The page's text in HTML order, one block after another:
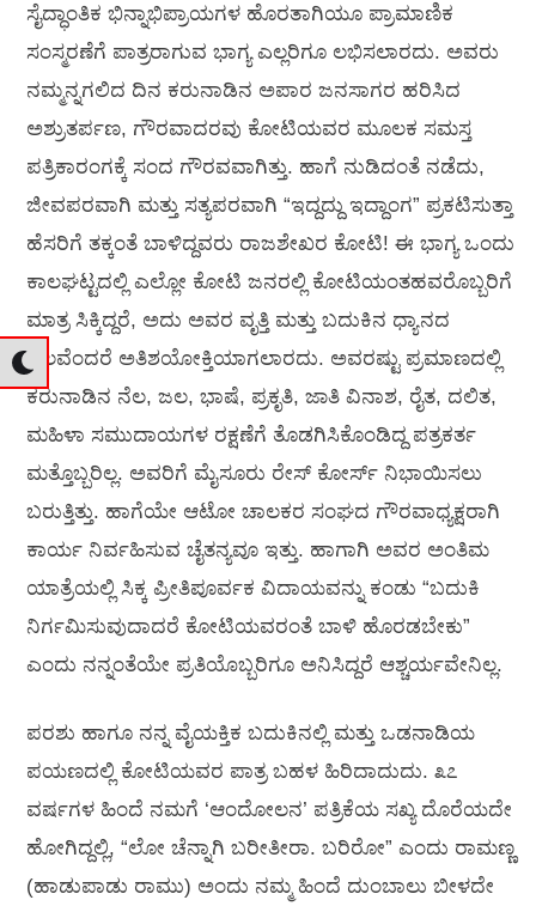
ಸೈದ್ಧಾಂತಿಕ ಭಿನ್ನಾಭಿಪ್ರಾಯಗಳ ಹೊರತಾಗಿಯೂ ಪ್ರಾಮಾಣಿಕ
ಸಂಸ್ಮರಣೆಗೆ ಪಾತ್ರರಾಗುವ ಭಾಗ್ಯ ಎಲ್ಲರಿಗೂ ಲಭಿಸಲಾರದು. ಅವರು
ನಮ್ಮನ್ನಗಲಿದ ದಿನ ಕರುನಾಡಿನ ಅಪಾರ ಜನಸಾಗರ ಹರಿಸಿದ
ಅಶ್ರುತರ್ಪಣ, ಗೌರವಾದರವು ಕೋಟಿಯವರ ಮೂಲಕ ಸಮಸ್ತ
ಪತ್ರಿಕಾರಂಗಕ್ಕೆ ಸಂದ ಗೌರವವಾಗಿತ್ತು. ಹಾಗೆ ನುಡಿದಂತೆ ನಡೆದು,
ಜೀವಪರವಾಗಿ ಮತ್ತು ಸತ್ಯಪರವಾಗಿ “ಇದ್ದದ್ದು ಇದ್ದಾಂಗ” ಪ್ರಕಟಿಸುತ್ತಾ
ಹೆಸರಿಗೆ ತಕ್ಕಂತೆ ಬಾಳಿದ್ದವರು ರಾಜಶೇಖರ ಕೋಟಿ! ಈ ಭಾಗ್ಯ ಒಂದು
ಕಾಲಘಟ್ಟದಲ್ಲಿ ಎಲ್ಲೋ ಕೋಟಿ ಜನರಲ್ಲಿ ಕೋಟಿಯಂತಹವರೊಬ್ಬರಿಗೆ
ಮಾತ್ರ ಸಿಕ್ಕಿದ್ದರೆ, ಅದು ಅವರ ವೃತ್ತಿ ಮತ್ತು ಬದುಕಿನ ಧ್ಯಾನದ
ಫಲವೆಂದರೆ ಅತಿಶಯೋಕ್ತಿಯಾಗಲಾರದು. ಅವರಷ್ಟು ಪ್ರಮಾಣದಲ್ಲಿ
ಕರುನಾಡಿನ ನೆಲ, ಜಲ, ಭಾಷೆ, ಪ್ರಕೃತಿ, ಜಾತಿ ವಿನಾಶ, ರೈತ, ದಲಿತ,
ಮಹಿಳಾ ಸಮುದಾಯಗಳ ರಕ್ಷಣೆಗೆ ತೊಡಗಿಸಿಕೊಂಡಿದ್ದ ಪತ್ರಕರ್ತ
ಮತ್ತೊಬ್ಬರಿಲ್ಲ. ಅವರಿಗೆ ಮೈಸೂರು ರೇಸ್ ಕೋರ್ಸ್ ನಿಭಾಯಿಸಲು
ಬರುತ್ತಿತ್ತು. ಹಾಗೆಯೇ ಆಟೋ ಚಾಲಕರ ಸಂಘದ ಗೌರವಾಧ್ಯಕ್ಷರಾಗಿ
ಕಾರ್ಯ ನಿರ್ವಹಿಸುವ ಚೈತನ್ಯವೂ ಇತ್ತು. ಹಾಗಾಗಿ ಅವರ ಅಂತಿಮ
ಯಾತ್ರೆಯಲ್ಲಿ ಸಿಕ್ಕ ಪ್ರೀತಿಪೂರ್ವಕ ವಿದಾಯವನ್ನು ಕಂಡು “ಬದುಕಿ
ನಿರ್ಗಮಿಸುವುದಾದರೆ ಕೋಟಿಯವರಂತೆ ಬಾಳಿ ಹೊರಡಬೇಕು”
ಎಂದು ನನ್ನಂತೆಯೇ ಪ್ರತಿಯೊಬ್ಬರಿಗೂ ಅನಿಸಿದ್ದರೆ ಆಶ್ಚರ್ಯವೇನಿಲ್ಲ.
ಪರಶು ಹಾಗೂ ನನ್ನ ವೈಯಕ್ತಿಕ ಬದುಕಿನಲ್ಲಿ ಮತ್ತು ಒಡನಾಡಿಯ
ಪಯಣದಲ್ಲಿ ಕೋಟಿಯವರ ಪಾತ್ರ ಬಹಳ ಹಿರಿದಾದುದು. ೩೭
ವರ್ಷಗಳ ಹಿಂದೆ ನಮಗೆ ‘ಆಂದೋಲನ’ ಪತ್ರಿಕೆಯ ಸಖ್ಯ ದೊರೆಯದೇ
ಹೋಗಿದ್ದಲ್ಲಿ, “ಲೋ ಚೆನ್ನಾಗಿ ಬರೀತೀರಾ. ಬರಿರೋ” ಎಂದು ರಾಮಣ್ಣ
(ಹಾಡುಪಾಡು ರಾಮು) ಅಂದು ನಮ್ಮ ಹಿಂದೆ ದುಂಬಾಲು ಬೀಳದೇ